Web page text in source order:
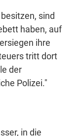
sind
haben, auf
ihre
tritt dort
der
Polizei."
in die